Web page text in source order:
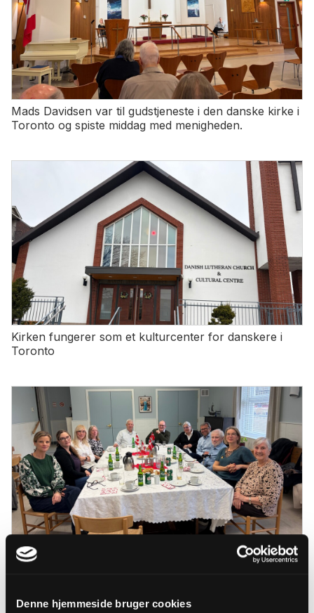
Denne hjemmeside bruger cookies
Mads Davidsen var til gudstjeneste i den danske kirke i
Toronto og spiste middag med menigheden.
Kirken fungerer som et kulturcenter for danskere i
Toronto
Biskoppen mødte kirkens kirkeråd